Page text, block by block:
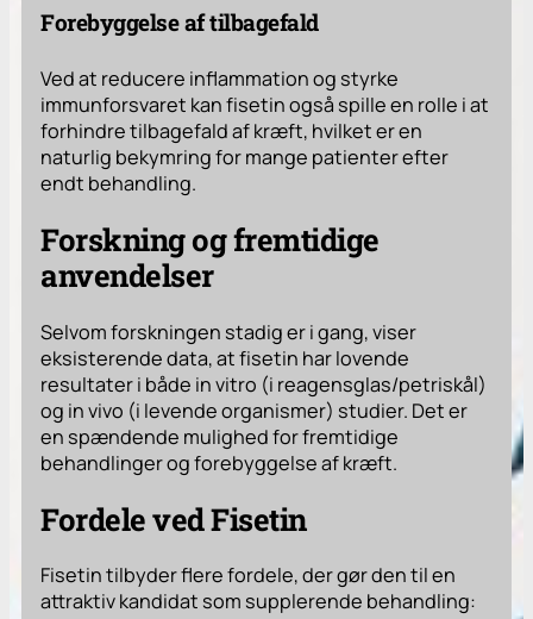
Forebyggelse af tilbagefald
Ved at reducere inflammation og styrke
immunforsvaret kan fisetin også spille en rolle i at
forhindre tilbagefald af kræft, hvilket er en
naturlig bekymring for mange patienter efter
endt behandling.
Forskning og fremtidige
anvendelser
Selvom forskningen stadig er i gang, viser
eksisterende data, at fisetin har lovende
resultater i både in vitro (i reagensglas/petriskål)
og in vivo (i levende organismer) studier. Det er
en spændende mulighed for fremtidige
behandlinger og forebyggelse af kræft.
Fordele ved Fisetin
Fisetin tilbyder flere fordele, der gør den til en
attraktiv kandidat som supplerende behandling: